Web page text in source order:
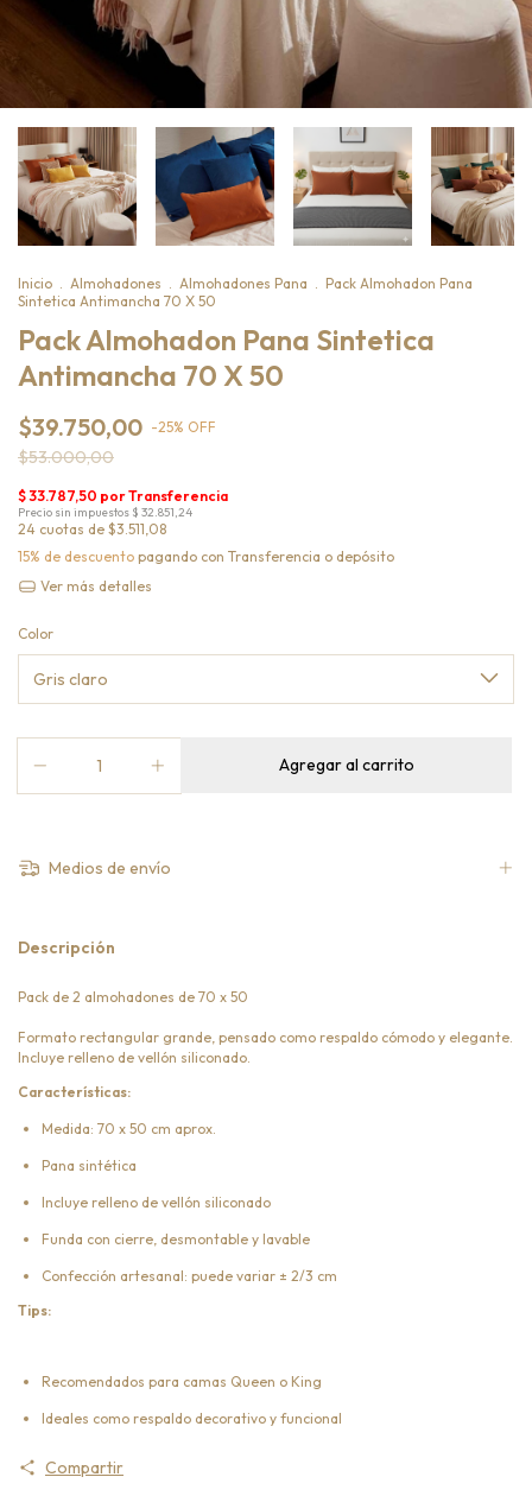
Inicio . Almohadones . Almohadones Pana . Pack Almohadon Pana
Sintetica Antimancha 70 X 50
Pack Almohadon Pana Sintetica
Antimancha 70 X 50
$39.750,00 -25% OFF
$53.000,00
24 cuotas de $3.511,08
15% de descuento pagando con Transferencia o depósito
Ver más detalles
Color
Medios de envío
Descripción
Pack de 2 almohadones de 70 x 50
Formato rectangular grande, pensado como respaldo cómodo y elegante.
Incluye relleno de vellón siliconado.
Características:
Medida: 70 x 50 cm aprox.
Pana sintética
Incluye relleno de vellón siliconado
Funda con cierre, desmontable y lavable
Confección artesanal: puede variar ± 2/3 cm
Tips:
Recomendados para camas Queen o King
Ideales como respaldo decorativo y funcional
Compartir